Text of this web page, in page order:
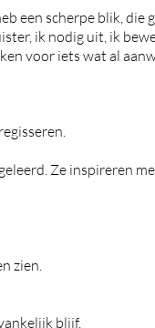
een scherpe blik, die
ik nodig uit, ik
voor iets wat al
Ze inspireren
zien.
blijf.